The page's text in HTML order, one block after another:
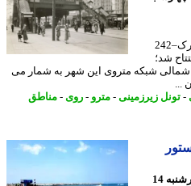
در سال 1908، ایستگاه ون کورتلندت پارک–242
شبکه متروی این شهر به شمار می
زیرزمینی-مترو -روی -مناطق
13 ساعت پیش - چهارشنبه 14